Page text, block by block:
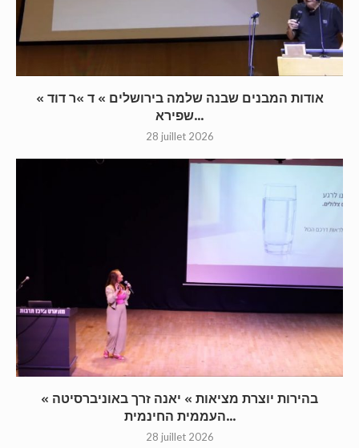
« אודות המבנים שבנה שלמה בירושלים » ד »ר דוד
שפירא...
28 juillet 2026
« בהירות יוצרת מציאות » יאנה זרך באוניברסיטה
העממית החינמית...
28 juillet 2026